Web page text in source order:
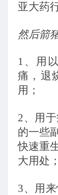
亚大药
然后箭
1 、用
痛，退
用；
2、用
的一些
快速重
大用处；
3、用